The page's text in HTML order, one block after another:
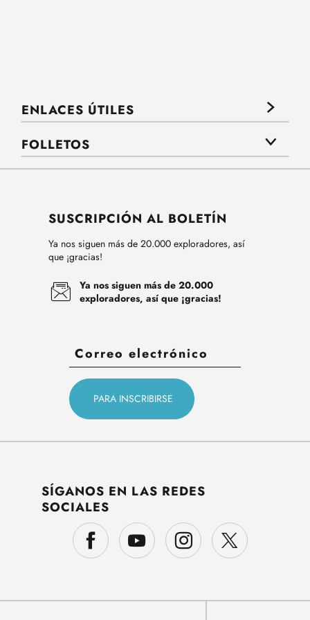
ENLACES ÚTILES
FOLLETOS
SUSCRIPCIÓN AL BOLETÍN
Ya nos siguen más de 20.000 exploradores, así
que ¡gracias!
Ya nos siguen más de 20.000
exploradores, así que ¡gracias!
SÍGANOS EN LAS REDES
SOCIALES